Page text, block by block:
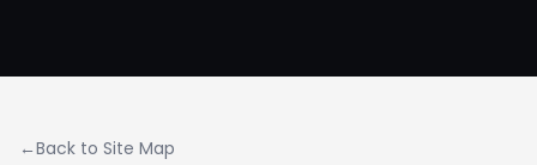
←Back to Site Map